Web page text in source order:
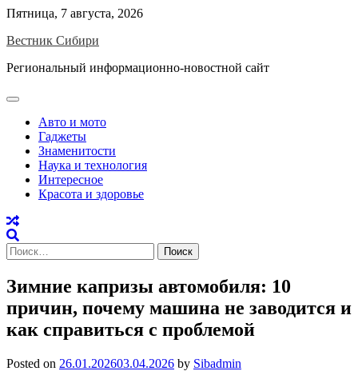
Skip
content
Пятница, 7 августа, 2026
Вестник Сибири
Региональный информационно-новостной сайт
Авто и мото
Гаджеты
Знаменитости
Наука и технология
Интересное
Красота и здоровье
Найти:
Зимние капризы автомобиля: 10
причин, почему машина не заводится и
как справиться с проблемой
Posted on 26.01.202603.04.2026 by Sibadmin